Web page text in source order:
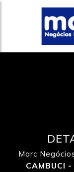
Marc
CAMBUCI